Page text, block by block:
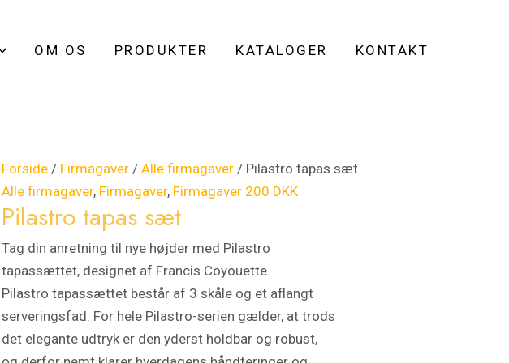
OM OS PRODUKTER KATALOGER KONTAKT
Forside / Firmagaver /Alle firmagaver / Pilastro tapas sæt
Alle firmagaver, Firmagaver, Firmagaver 200 DKK
Pilastro tapas sæt
Tag din anretning til nye højder med Pilastro
tapassættet, designet af Francis Coyouette.
Pilastro tapassættet består af 3 skåle og et aflangt
serveringsfad. For hele Pilastro-serien gælder, at trods
det elegante udtryk er den yderst holdbar og robust,
sæt